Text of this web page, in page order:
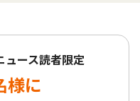
ュース読者限定
様に